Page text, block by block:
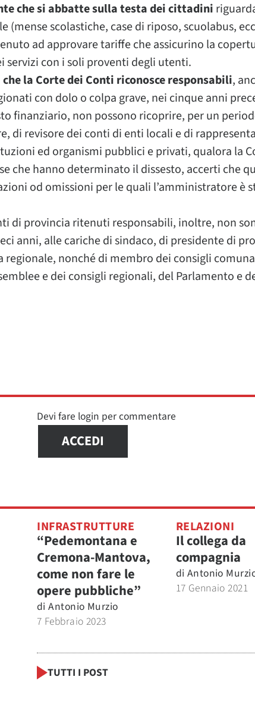
che si abbatte sulla testa dei cittadini
(mense scolastiche, case di riposo, scuolabus,
ad approvare tariffe che assicurino la
servizi con i soli proventi degli utenti.
la Corte dei Conti riconosce responsabili,
con dolo o colpa grave, nei cinque anni
finanziario, non possono ricoprire, per un
di revisore dei conti di enti locali e di
ed organismi pubblici e privati, qualora la
che hanno determinato il dissesto, accerti che
od omissioni per le quali l’amministratore è
di provincia ritenuti responsabili, inoltre, non
anni, alle cariche di sindaco, di presidente di
regionale, nonché di membro dei consigli
e dei consigli regionali, del Parlamento e
Devi fare login per commentare
ACCEDI
INFRASTRUTTURE
“Pedemontana e
Cremona-Mantova,
come non fare le
opere pubbliche”
di Antonio Murzio
7 Febbraio 2023
RELAZIONI
Il collega da
compagnia
di Antonio
17 Gennaio 2021
TUTTI I POST